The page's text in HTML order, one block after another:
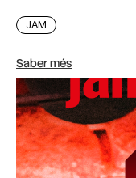
JAM
Saber més